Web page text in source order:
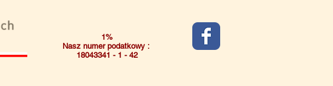
1%
Nasz numer podatkowy :
18043341 - 1 - 42